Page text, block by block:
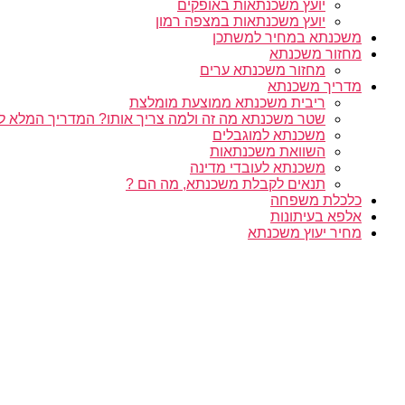
יועץ משכנתאות באופקים
יועץ משכנתאות במצפה רמון
משכנתא במחיר למשתכן
מחזור משכנתא
מחזור משכנתא ערים
מדריך משכנתא
ריבית משכנתא ממוצעת מומלצת
שטר משכנתא מה זה ולמה צריך אותו? המדריך המלא
משכנתא למוגבלים
השוואת משכנתאות
משכנתא לעובדי מדינה
תנאים לקבלת משכנתא, מה הם ?
כלכלת משפחה
אלפא בעיתונות
מחיר יעוץ משכנתא